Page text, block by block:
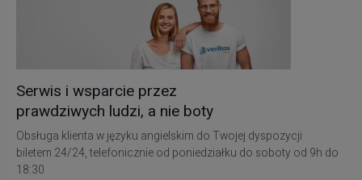
Serwis i wsparcie przez
prawdziwych ludzi, a nie boty
Obsługa klienta w języku angielskim do Twojej dyspozycji
biletem 24/24, telefonicznie od poniedziałku do soboty od 9h do
18:30